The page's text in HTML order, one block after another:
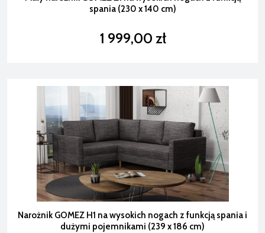
spania (230 x 140 cm)
1 999,00 zł
Narożnik GOMEZ H1 na wysokich nogach z funkcją spania i
dużymi pojemnikami (239 x 186 cm)